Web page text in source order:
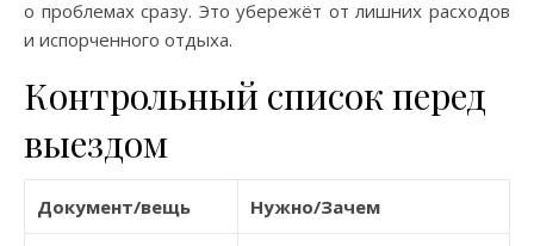
о проблемах сразу. Это убережёт от лишних расходов
и испорченного отдыха.
Контрольный список перед
выездом
Документ/вещь Нужно/Зачем